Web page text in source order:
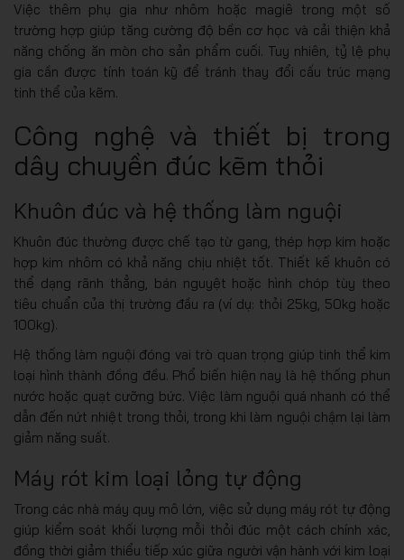
Việc thêm phụ gia như nhôm hoặc magiê trong một số
trường hợp giúp tăng cường độ bền cơ học và cải thiện khả
năng chống ăn mòn cho sản phẩm cuối. Tuy nhiên, tỷ lệ phụ
gia cần được tính toán kỹ để tránh thay đổi cấu trúc mạng
tinh thể của kẽm.
Công nghệ và thiết bị trong
dây chuyền đúc kẽm thỏi
Khuôn đúc và hệ thống làm nguội
Khuôn đúc thường được chế tạo từ gang, thép hợp kim hoặc
hợp kim nhôm có khả năng chịu nhiệt tốt. Thiết kế khuôn có
thể dạng rãnh thẳng, bán nguyệt hoặc hình chóp tùy theo
tiêu chuẩn của thị trường đầu ra (ví dụ: thỏi 25kg, 50kg hoặc
100kg).
Hệ thống làm nguội đóng vai trò quan trọng giúp tinh thể kim
loại hình thành đồng đều. Phổ biến hiện nay là hệ thống phun
nước hoặc quạt cưỡng bức. Việc làm nguội quá nhanh có thể
dẫn đến nứt nhiệt trong thỏi, trong khi làm nguội chậm lại làm
giảm năng suất.
Máy rót kim loại lỏng tự động
Trong các nhà máy quy mô lớn, việc sử dụng máy rót tự động
giúp kiểm soát khối lượng mỗi thỏi đúc một cách chính xác,
đồng thời giảm thiểu tiếp xúc giữa người vận hành với kim loại